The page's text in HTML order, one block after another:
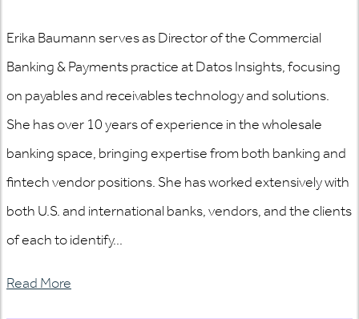
Erika Baumann serves as Director of the Commercial
Banking & Payments practice at Datos Insights, focusing
on payables and receivables technology and solutions.
She has over 10 years of experience in the wholesale
banking space, bringing expertise from both banking and
fintech vendor positions. She has worked extensively with
both U.S. and international banks, vendors, and the clients
of each to identify...
Read More